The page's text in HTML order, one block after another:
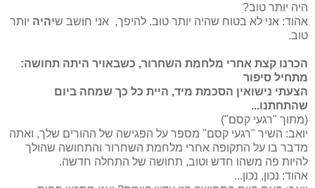
היה יותר טוב?
אהוד: אני לא בטוח שהיה יותר טוב. להיפך, אני חושב שיהיה יותר
טוב.
הכרנו קצת אחרי מלחמת השחרור, כשבאויר היתה תחושה:
מתחיל סיפור
הצעתי נישואין הסכמת מיד, היית כל כך שמחה ביום
שהתחתנו...
(מתוך "רגעי קסם")
יואב: השיר "רגעי קסם" מספר על הפגישה של ההורים שלך, ואתה
מדבר בו על התקופה אחרי מלחמת השחרור והתחושה שהולך
להיות פה משהו חדש וטוב, תחושה של התחלה חדשה.
אהוד: נכון, נכון...